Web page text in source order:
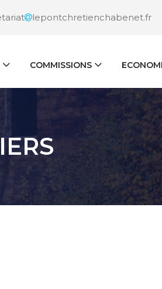
lepontchretienchabenet.fr
COMMISSIONS